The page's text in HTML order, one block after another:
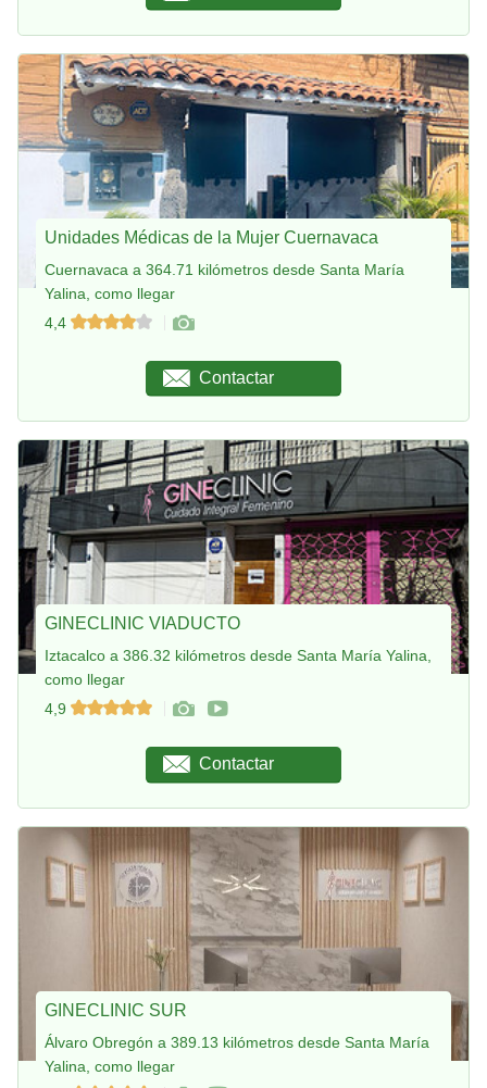
Unidades Médicas de la Mujer Cuernavaca
Cuernavaca a 364.71 kilómetros desde Santa María
Yalina, como llegar
4,4
Contactar
GINECLINIC VIADUCTO
Iztacalco a 386.32 kilómetros desde Santa María Yalina,
como llegar
4,9
Contactar
GINECLINIC SUR
Álvaro Obregón a 389.13 kilómetros desde Santa María
Yalina, como llegar